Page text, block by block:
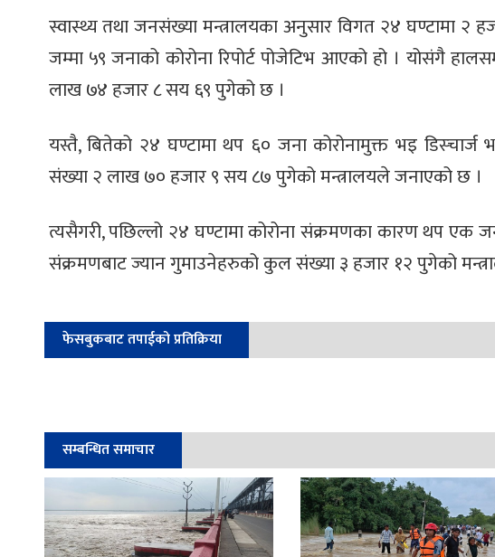
स्वास्थ्य तथा जनसंख्या मन्त्रालयका अनुसार विगत २४ घण्टामा २
जम्मा ५९ जनाको कोरोना रिपोर्ट पोजेटिभ आएको हो । योसंगै
लाख ७४ हजार ८ सय ६९ पुगेको छ ।
यस्तै, बितेको २४ घण्टामा थप ६० जना कोरोनामुक्त भइ
संख्या २ लाख ७० हजार ९ सय ८७ पुगेको मन्त्रालयले जनाएको छ ।
त्यसैगरी, पछिल्लो २४ घण्टामा कोरोना संक्रमणका कारण थप एक
संक्रमणबाट ज्यान गुमाउनेहरुको कुल संख्या ३ हजार १२ पुगेको
फेसबुकबाट तपाईको प्रतिक्रिया
सम्बन्धित समाचार